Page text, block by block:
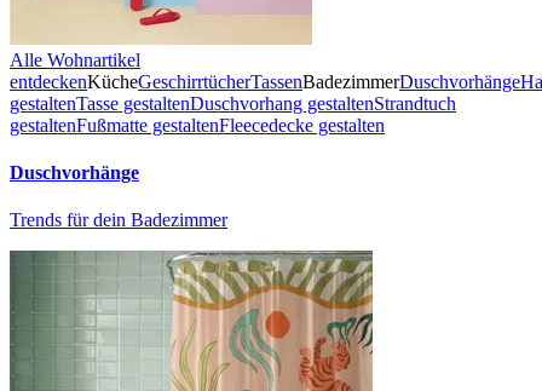
Alle Wohnartikel
entdeckenKücheGeschirrtücherTassenBadezimmerDuschvorhänge
gestaltenTasse gestaltenDuschvorhang gestaltenStrandtuch
gestaltenFußmatte gestaltenFleecedecke gestalten
Duschvorhänge
Trends für dein Badezimmer